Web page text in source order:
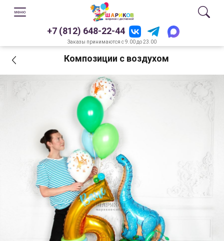
+7 (812) 648-22-44
Заказы принимаются с 9.00 до 23.00
Композиции с воздухом